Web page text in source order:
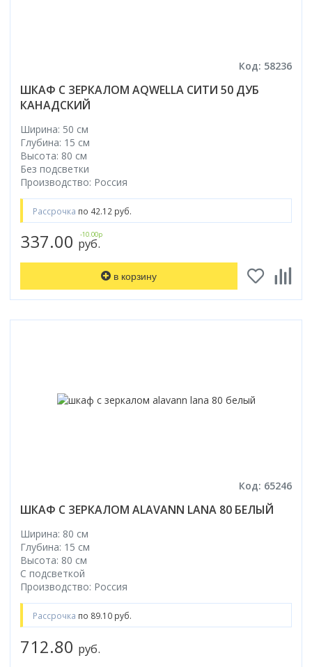
Код: 58236
ШКАФ С ЗЕРКАЛОМ AQWELLA СИТИ 50 ДУБ
КАНАДСКИЙ
Ширина: 50 см
Глубина: 15 см
Высота: 80 см
Без подсветки
Производство: Россия
Рассрочка по 42.12 руб.
337.00 руб.
-10.00р
в корзину
Код: 65246
ШКАФ С ЗЕРКАЛОМ ALAVANN LANA 80 БЕЛЫЙ
Ширина: 80 см
Глубина: 15 см
Высота: 80 см
С подсветкой
Производство: Россия
Рассрочка по 89.10 руб.
712.80 руб.